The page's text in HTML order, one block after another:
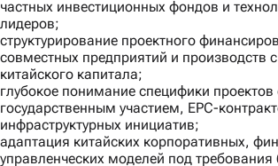
частных инвестиционных фондов и
лидеров;
структурирование проектного
совместных предприятий и производств
китайского капитала;
глубокое понимание специфики проектов
государственным участием, EPC-
инфраструктурных инициатив;
адаптация китайских корпоративных,
управленческих моделей под требования